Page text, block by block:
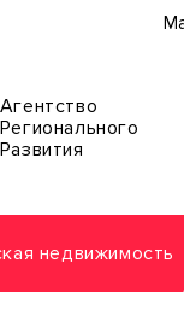
Агентство
Регионального
Развития
недвижимость